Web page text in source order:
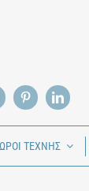
ΤΕΧΝΗΣ